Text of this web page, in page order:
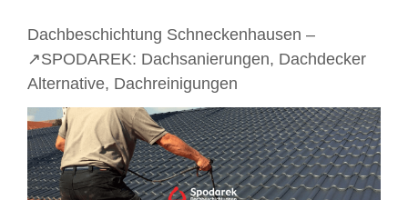
Dachbeschichtung Schneckenhausen –
↗️SPODAREK: Dachsanierungen, Dachdecker
Alternative, Dachreinigungen